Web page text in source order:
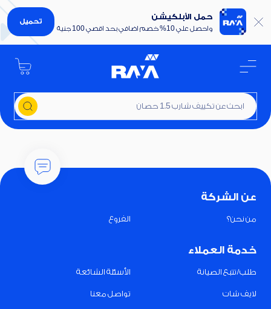
حمل الأبلكيشن
واحصل علي 10% خصم اضافي بحد اقصي 100 جنية
تحميل
ابحث عن تكييف شارب 1.5 حصان
عن الشركة
من نحن؟ الفروع
خدمة العملاء
طلب/تتبع الصيانة الأسئلة الشائعة
لايف شات تواصل معنا